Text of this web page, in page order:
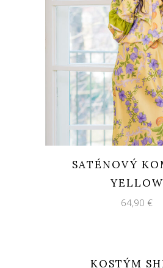
SATÉNOVÝ
YELLOW
64,90 €
KOSTÝM